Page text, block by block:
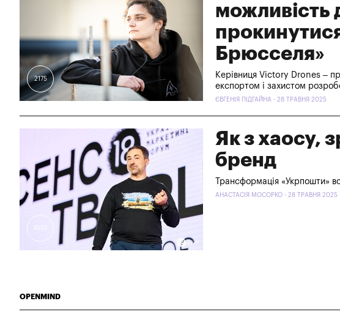
2175
можливість
Брюсселя»
Керівниця Victory Drones –
експортом і захистом
ЄВГЕНІЯ ПІДГАЙНА - 28 ТРАВНЯ 2025
Як з хаосу,
бренд
Трансформація «Укрпошти»
АНАСТАСІЯ МОСОРКО - 28 ТРАВНЯ 2025
OPENMIND